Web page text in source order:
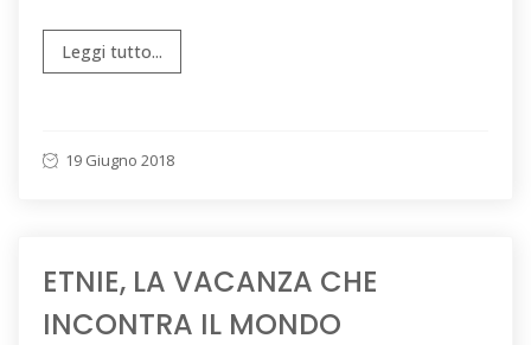
19 Giugno 2018
Leggi tutto...
ETNIE, LA VACANZA CHE
INCONTRA IL MONDO